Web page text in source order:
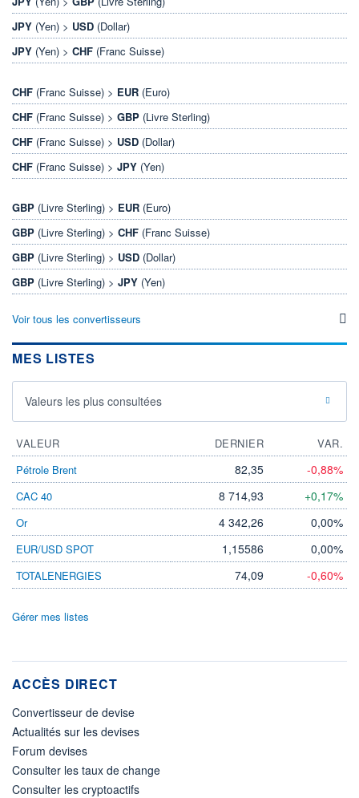
JPY (Yen) > USD (Dollar)
JPY (Yen) > CHF (Franc Suisse)
CHF (Franc Suisse) > EUR (Euro)
CHF (Franc Suisse) > GBP (Livre Sterling)
CHF (Franc Suisse) > USD (Dollar)
CHF (Franc Suisse) > JPY (Yen)
GBP (Livre Sterling) > EUR (Euro)
GBP (Livre Sterling) > CHF (Franc Suisse)
GBP (Livre Sterling) > USD (Dollar)
GBP (Livre Sterling) > JPY (Yen)
Voir tous les convertisseurs
MES LISTES
Valeurs les plus consultées
VALEUR DERNIER
VAR.
Pétrole Brent
82,35 -0,88%
CAC 40 8 714,93 +0,17%
Or 4 342,26 0,00%
EUR/USD SPOT 1,15586 0,00%
TOTALENERGIES 74,09 -0,60%
Gérer mes listes
ACCÈS DIRECT
Convertisseur de devise
Actualités sur les devises
Forum devises
Consulter les taux de change
Consulter les cryptoactifs